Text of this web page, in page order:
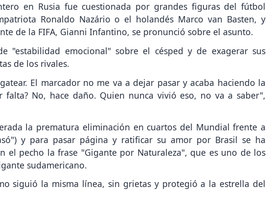
en Rusia fue cuestionada por grandes figuras del fútbol
Ronaldo Nazário o el holandés Marco van Basten, y
de la FIFA, Gianni Infantino, se pronunció sobre el asunto.
"estabilidad emocional" sobre el césped y de exagerar sus
de los rivales.
El marcador no me va a dejar pasar y acaba haciendo la
falta? No, hace daño. Quien nunca vivió eso, no va a saber",
la prematura eliminación en cuartos del Mundial frente a
y para pasar página y ratificar su amor por Brasil se ha
el pecho la frase "Gigante por Naturaleza", que es uno de los
sudamericano.
siguió la misma línea, sin grietas y protegió a la estrella del